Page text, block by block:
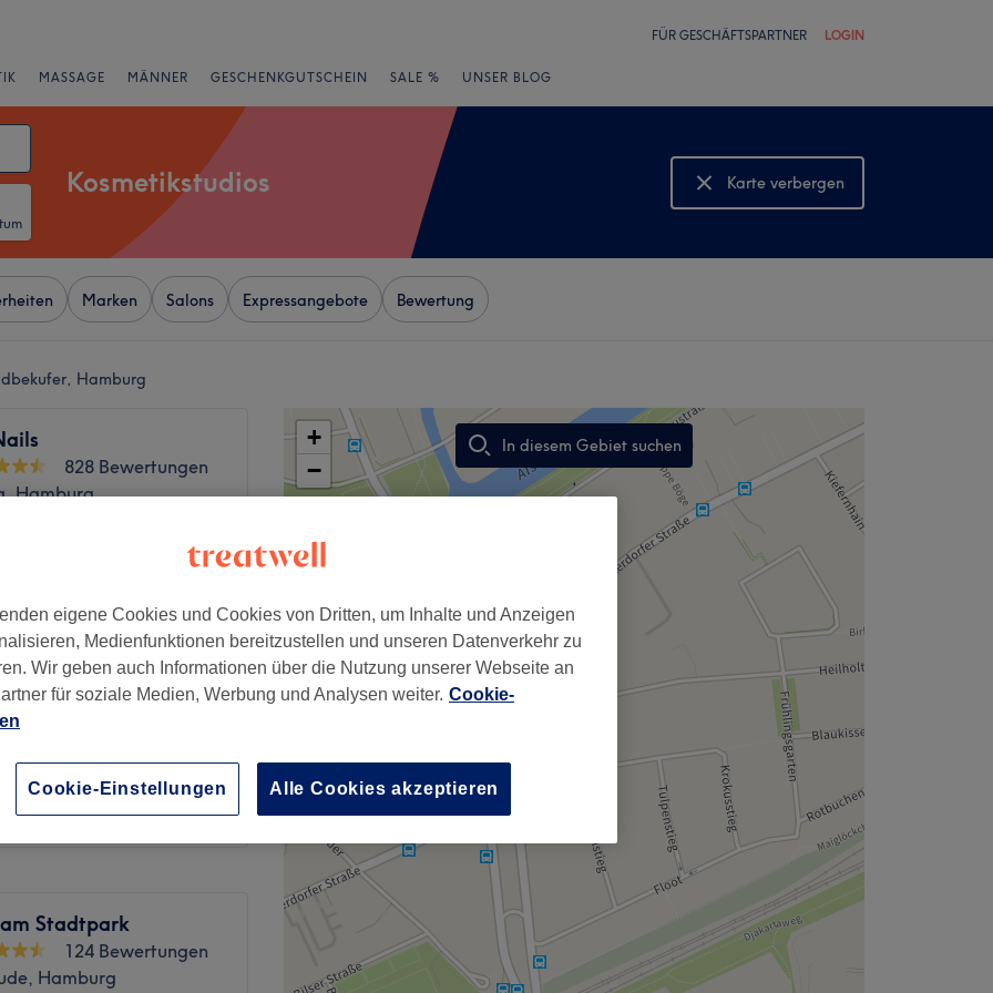
FÜR GESCHÄFTSPARTNER LOGIN
MASSAGE MÄNNER GESCHENKGUTSCHEIN SALE % UNSER BLOG
Kosmetikstudios
Karte verbergen
Karte anzeigen
Marken Salons Expressangebote Bewertung
Hamburg
828 Bewertungen
Hamburg
ab 30 €
ab 35 €
Stadtpark
124 Bewertungen
Hamburg
+
−
In diesem Gebiet suchen
,
eigene Cookies und Cookies von Dritten, um Inhalte und Anzeigen
Medienfunktionen bereitzustellen und unseren Datenverkehr zu
Wir geben auch Informationen über die Nutzung unserer Webseite an
für soziale Medien, Werbung und Analysen weiter. Cookie-
Cookie-Einstellungen Alle Cookies akzeptieren